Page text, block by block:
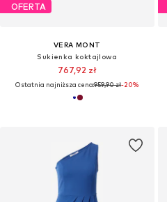
OFERTA
VERA MONT
Sukienka koktajlowa
767,92 zł
Ostatnia najniższa cena:959,90 zł-20%